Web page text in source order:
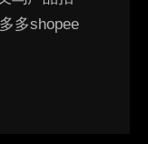
多shopee